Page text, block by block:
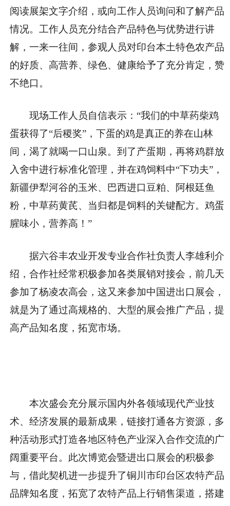
阅读展架文字介绍，或向工作人员询问和了解产品
情况。工作人员充分结合产品特色与优势进行讲
解，一来一往间，参观人员对印台本土特色农产品
的好质、高营养、绿色、健康给予了充分肯定，赞
不绝口。
现场工作人员自信表示：“我们的中草药柴鸡
蛋获得了“后稷奖” ，下蛋的鸡是真正的养在山林
间 ，渴了就喝一口山泉。到了产蛋期，再将鸡群放
入舍中进行标准化管理，并在鸡饲料中“下功夫”，
新疆伊犁河谷的玉米、巴西进口豆粕、阿根廷鱼
粉，中草药黄芪、当归都是饲料的关键配方。鸡蛋
腥味小，营养高！”
据六谷丰农业开发专业合作社负责人李雄利介
绍，合作社经常积极参加各类展销对接会，前几天
参加了杨凌农高会，这又来参加中国进出口展会，
就是为了通过高规格的、大型的展会推广产品，提
高产品知名度，拓宽市场。
本次盛会充分展示国内外各领域现代产业技
术、经济发展的最新成果，链接打通各方资源，多
种活动形式打造各地区特色产业深入合作交流的广
阔重要平台。 此次博览会暨进出口展会的积极参
与，借此契机进一步提升了铜川市印台区农特产品
品牌知名度，拓宽了农特产品上行销售渠道，搭建